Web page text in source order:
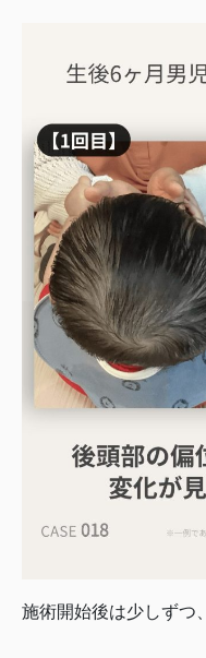
施術開始後は少しずつ、